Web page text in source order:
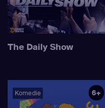
The Daily Show
Komedie 6+